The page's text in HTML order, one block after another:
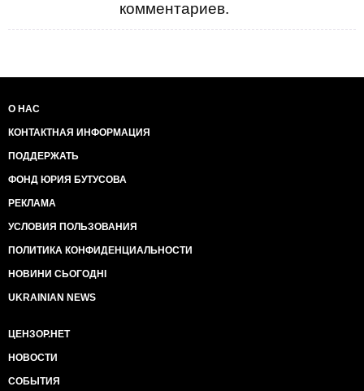
комментариев.
О НАС
КОНТАКТНАЯ ИНФОРМАЦИЯ
ПОДДЕРЖАТЬ
ФОНД ЮРИЯ БУТУСОВА
РЕКЛАМА
УСЛОВИЯ ПОЛЬЗОВАНИЯ
ПОЛИТИКА КОНФИДЕНЦИАЛЬНОСТИ
НОВИНИ СЬОГОДНІ
UKRAINIAN NEWS
ЦЕНЗОР.НЕТ
НОВОСТИ
СОБЫТИЯ